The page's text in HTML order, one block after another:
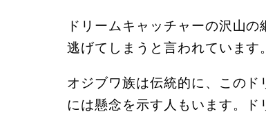
ドリームキャッチャーの沢山
逃げてしまうと言われています。
オジブワ族は伝統的に、この
には懸念を示す人もいます。